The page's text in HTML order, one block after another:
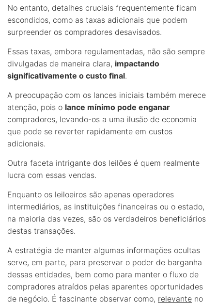
No entanto, detalhes cruciais frequentemente ficam
escondidos, como as taxas adicionais que podem
surpreender os compradores desavisados.
Essas taxas, embora regulamentadas, não são sempre
divulgadas de maneira clara, impactando
significativamente o custo final.
A preocupação com os lances iniciais também merece
atenção, pois o lance mínimo pode enganar
compradores, levando-os a uma ilusão de economia
que pode se reverter rapidamente em custos
adicionais.
Outra faceta intrigante dos leilões é quem realmente
lucra com essas vendas.
Enquanto os leiloeiros são apenas operadores
intermediários, as instituições financeiras ou o estado,
na maioria das vezes, são os verdadeiros beneficiários
destas transações.
A estratégia de manter algumas informações ocultas
serve, em parte, para preservar o poder de barganha
dessas entidades, bem como para manter o fluxo de
compradores atraídos pelas aparentes oportunidades
de negócio. É fascinante observar como, relevante no